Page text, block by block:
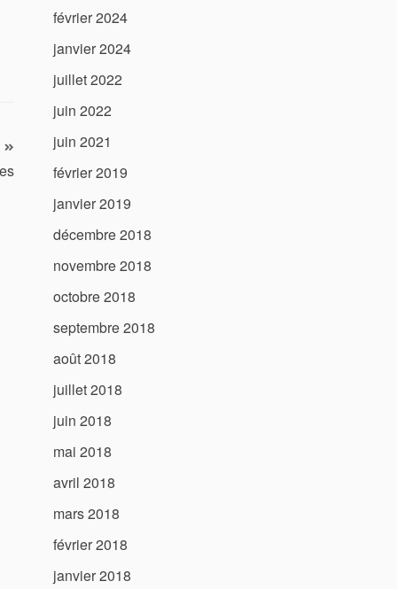
février 2024
janvier 2024
juillet 2022
juin 2022
juin 2021
février 2019
janvier 2019
décembre 2018
novembre 2018
octobre 2018
septembre 2018
août 2018
juillet 2018
juin 2018
mai 2018
avril 2018
mars 2018
février 2018
janvier 2018